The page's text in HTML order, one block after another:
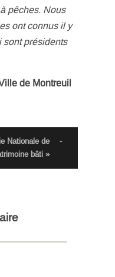
pêches. Nous
ont connus il y
sont présidents
de Montreuil
Nationale de
-
bâti »